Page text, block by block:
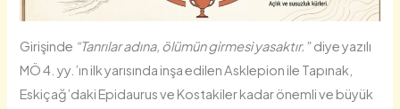
Girişinde “Tanrılar adına, ölümün girmesi yasaktır.”diye yazılı
MÖ 4. yy.’ın ilk yarısında inşa edilen Asklepion ile Tapınak,
Eskiçağ’daki Epidaurus ve Kostakiler kadar önemli ve büyük